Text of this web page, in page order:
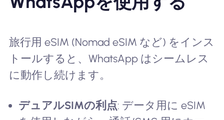
旅行用 eSIM (Nomad eSIM など) をインス
トールすると、WhatsApp はシームレス
に動作し続けます。
デュアルSIMの利点: データ用に eSIM